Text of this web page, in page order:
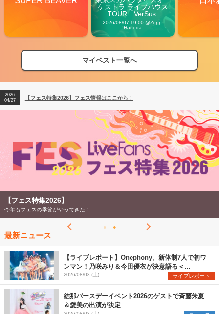
ケストラ ライブハウス
TOUR「VerSus
Carnival」
2026/08/07 19:00 @Zepp
Haneda
マイベスト一覧へ
【フェス特集2026】フェス情報はここから！
【ライブ動員ランキング】2026年上半期編発表！
2026
04/27
【フェス特集2026】フェス情報はここから！
2026
【ライブ動員ランキング】2026年上半期編発表！
【フェス特集2026】
今年もフェスの季節がやってきた！
最新ニュース
【ライブレポート】Onephony、新体制7人で初ワ
ンマン！乃咲みり＆今田優衣が決意語る＜
Onephony新体制1st Oneman Live はじまりの夏
＞
2026/08/08 (土) ライブレポート
結那バースデーイベント2026のゲストで斉藤朱夏
＆愛美の出演が決定